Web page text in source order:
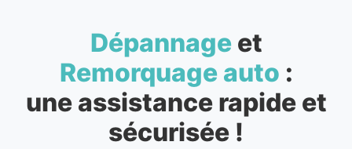
Dépannageet
Remorquage auto :
une assistance rapide et
sécurisée !